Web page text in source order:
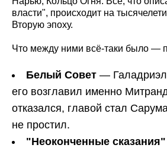
власти", происходит на
Вторую эпоху.
Что между ними всё-таки было —
Белый Совет —
его возглавил именно
отказался, главой стал
не простил.
"Неоконченные сказания"